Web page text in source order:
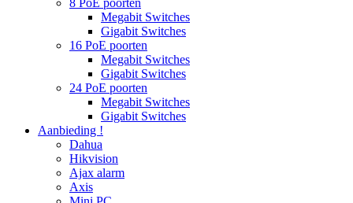
8 PoE poorten
Megabit Switches
Gigabit Switches
16 PoE poorten
Megabit Switches
Gigabit Switches
24 PoE poorten
Megabit Switches
Gigabit Switches
Aanbieding !
Dahua
Hikvision
Ajax alarm
Axis